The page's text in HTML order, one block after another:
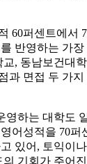
60퍼센트에서
반영하는 가
, 동남보건대
과 면접 두 가지
영하는 대학도
어성적을 70퍼
있어, 토익이
기회가 주어